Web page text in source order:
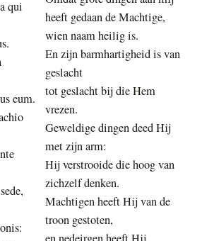
qui
eum.
heeft gedaan de Machtige,
wien naam heilig is.
En zijn barmhartigheid is van
geslacht
tot geslacht bij die Hem
vrezen.
Geweldige dingen deed Hij
met zijn arm:
Hij verstrooide die hoog van
zichzelf denken.
Machtigen heeft Hij van de
troon gestoten,